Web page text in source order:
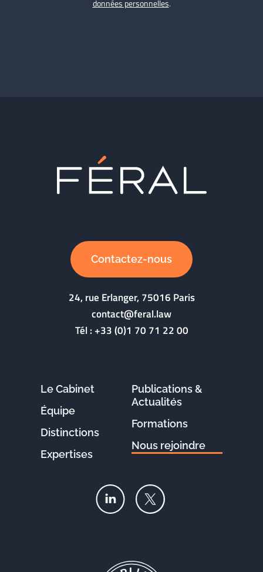
données personnelles.
Contactez-nous
24, rue Erlanger, 75016 Paris
contact@feral.law
Tél :+33 (0)1 70 71 22 00
Le Cabinet
Équipe
Distinctions
Expertises
Publications &
Actualités
Formations
Nous rejoindre